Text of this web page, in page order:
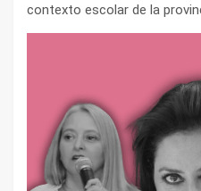
contexto escolar de la